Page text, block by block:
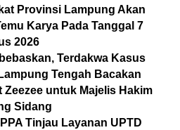
Provinsi Lampung Akan
Karya Pada Tanggal 7
2026
Terdakwa Kasus
Tengah Bacakan
Zeezee untuk Majelis Hakim
Sidang
Tinjau Layanan UPTD